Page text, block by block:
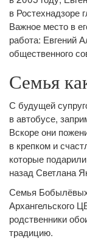
в Ростехнадзоре
Важное место в
работа: Евгений
общественного
Семья
С будущей
в автобусе,
Вскоре они
в крепком и
которые
назад Светлана
Семья
Архангельского
родственники
традицию.